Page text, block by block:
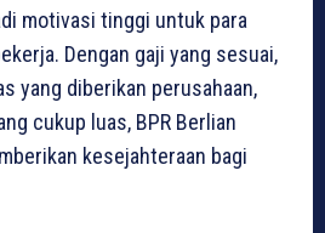
motivasi tinggi untuk para
Dengan gaji yang sesuai,
yang diberikan perusahaan,
cukup luas, BPR Berlian
kesejahteraan bagi